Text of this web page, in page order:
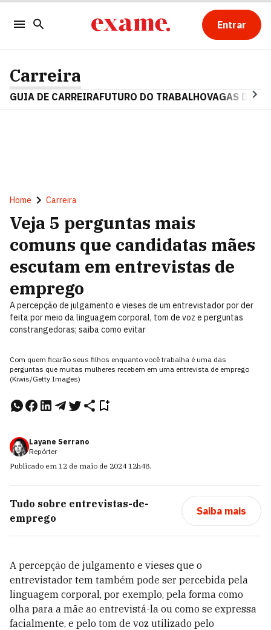
Entrar
Carreira
GUIA DE CARREIRAFUTURO DO TRABALHOVAGAS DE
Home Carreira
Veja 5 perguntas mais
comuns que candidatas mães
escutam em entrevistas de
emprego
A percepção de julgamento e vieses de um entrevistador por der
feita por meio da linguagem corporal, tom de voz e perguntas
constrangedoras; saiba como evitar
Com quem ficarão seus filhos enquanto você trabalha é uma das
perguntas que muitas mulheres recebem em uma entrevista de emprego
(Kiwis/Getty Images)
Layane Serrano
Repórter
Publicado em 12 de maio de 2024 12h48.
Tudo sobre entrevistas-de-
emprego
Saiba mais
A percepção de julgamento e vieses que o
entrevistador tem também pode ser percebida pela
linguagem corporal, por exemplo, pela forma como
olha para a mãe ao entrevistá-la ou como se expressa
facialmente, e pelo tom de voz utilizado pelo